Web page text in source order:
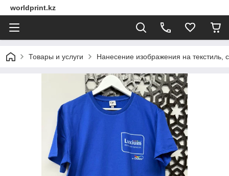
worldprint.kz
Товары и услуги Нанесение изображения на текстиль,